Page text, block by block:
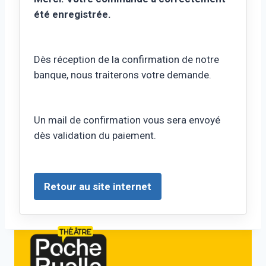
été enregistrée.
Dès réception de la confirmation de notre
banque, nous traiterons votre demande.
Un mail de confirmation vous sera envoyé
dès validation du paiement.
Retour au site internet